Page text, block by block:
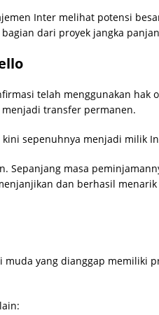
Inter melihat potensi
dari proyek jangka
telah menggunakan hak
transfer permanen.
sepenuhnya menjadi milik
Sepanjang masa
dan berhasil
yang dianggap memiliki